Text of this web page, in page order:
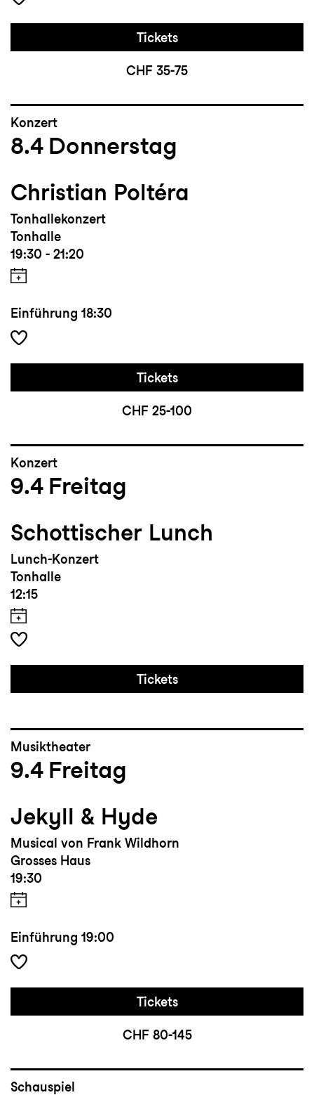
Tickets
CHF 35-75
Konzert
8.4 Donnerstag
Christian Poltéra
Tonhallekonzert
Tonhalle
19:30 - 21:20
Einführung 18:30
Tickets
CHF 25-100
Konzert
9.4 Freitag
Schottischer Lunch
Lunch-Konzert
Tonhalle
12:15
Tickets
Musiktheater
9.4 Freitag
Jekyll & Hyde
Musical von Frank Wildhorn
Grosses Haus
19:30
Einführung 19:00
Tickets
CHF 80-145
Schauspiel